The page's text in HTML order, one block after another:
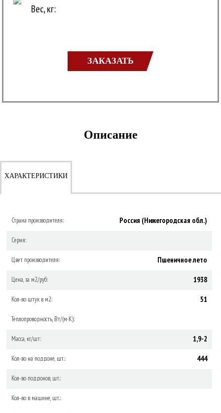
Вес, кг:
ЗАКАЗАТЬ
Описание
ХАРАКТЕРИСТИКИ
Страна производителя: Россия (Нижегородская обл.)
Серия:
Цвет производителя: Пшеничное лето
Цена, за м2/руб: 1938
Кол-во штук в м2: 51
Теплопроводность, Вт/(м·К):
Масса, кг/шт: 1,9-2
Кол-во на поддоне, шт.: 444
Кол-во поддонов, шт.:
Кол-во в машине, шт.: